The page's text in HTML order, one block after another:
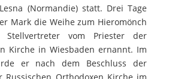
(Normandie) statt. Drei Tage
Mark die Weihe zum Hieromönch
vom Priester der
Kirche in Wiesbaden ernannt. Im
er nach dem Beschluss der
Russischen Orthodoxen Kirche im